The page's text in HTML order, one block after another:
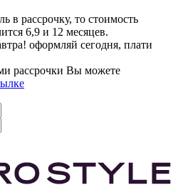
в рассрочку, то стоимость
6,9 и 12 месяцев.
оформляй сегодня, плати
рассрочки Вы можете